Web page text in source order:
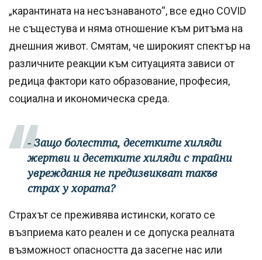
„карантината на несъзнаваното“, все едно COVID
не същестува и няма отношение към ритъма на
днешния живот. Смятам, че широкият спектър на
различните реакции към ситуацията зависи от
редица фактори като образование, професия,
социална и икономическа среда.
- Защо болестта, десетките хиляди
жертви и десетките хиляди с трайни
увреждания не предизвикват такъв
страх у хората?
Страхът се преживява истински, когато се
възприема като реален и се допуска реалната
възможност опасността да засегне нас или